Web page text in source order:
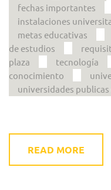
fechas importantes
instalaciones
metas educativas
de estudios
plaza
tecnología
conocimiento
universidades publicas
READ MORE